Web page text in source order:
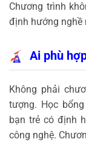
Chương trình
định hướng nghề
Ai phù
Không phải
tượng. Học
bạn trẻ có định
công nghệ.